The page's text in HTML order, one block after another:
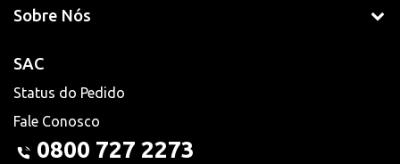
Sobre Nós
SAC
Status do Pedido
Fale Conosco
0800 727 2273